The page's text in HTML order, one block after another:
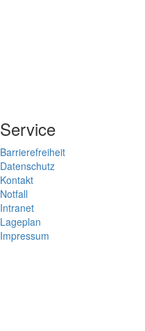
Service
Barrierefreiheit
Datenschutz
Kontakt
Notfall
Intranet
Lageplan
Impressum